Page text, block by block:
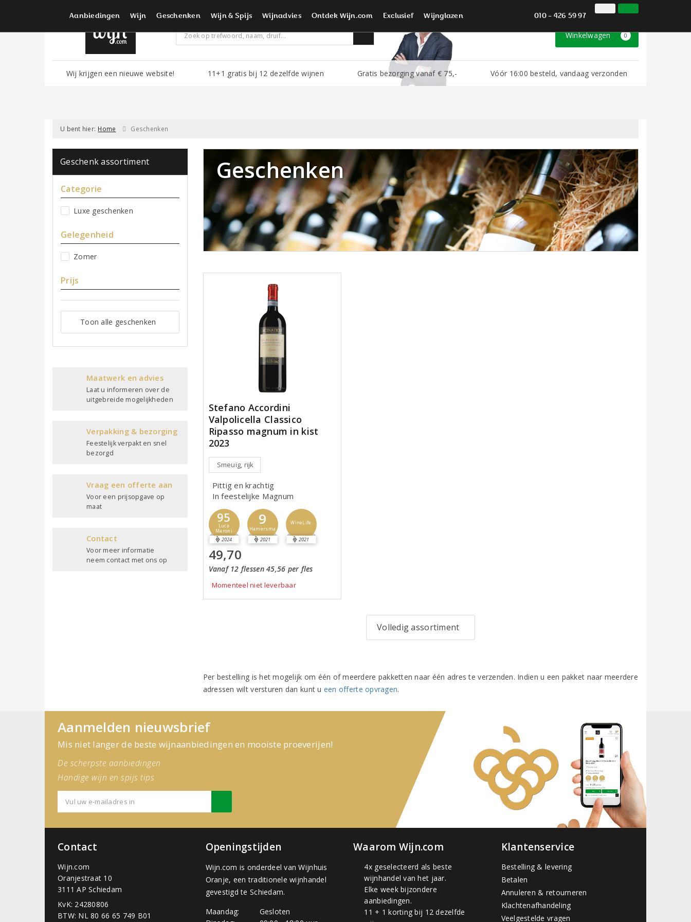
Voor dé wijnliefhebbers 010 - 426 59 97 Inloggen Klantenservice
Winkelwagen 0
Wij krijgen een nieuwe website! 11+1 gratis bij 12 dezelfde wijnen Gratis bezorging vanaf € 75,- Vóór 16:00 besteld, vandaag verzonden
Aanbiedingen Wijn Geschenken Wijn & Spijs Wijnadvies Ontdek Wijn.com Exclusief Wijnglazen 010 - 426 59 97
U bent hier: Home Geschenken
Geschenken
Stefano Accordini
Valpolicella Classico
Ripasso magnum in kist
2023
Smeuïg, rijk
Pittig en krachtig
In feestelijke Magnum
95
Luca
Maroni
2024
9
Hamersma
2021
WineLife
2021
49,70
Vanaf 12 flessen 45,56 per fles
Momenteel niet leverbaar
Volledig assortiment
Per bestelling is het mogelijk om één of meerdere pakketten naar één adres te verzenden. Indien u een pakket naar meerdere
adressen wilt versturen dan kunt u een offerte opvragen.
Geschenk assortiment
Categorie
Luxe geschenken
Gelegenheid
Zomer
Prijs
Toon alle geschenken
Maatwerk en advies
Laat u informeren over de
uitgebreide mogelijkheden
Verpakking & bezorging
Feestelijk verpakt en snel
bezorgd
Vraag een offerte aan
Voor een prijsopgave op
maat
Contact
Voor meer informatie
neem contact met ons op
Aanmelden nieuwsbrief
Mis niet langer de beste wijnaanbiedingen en mooiste proeverijen!
De scherpste aanbiedingen
Handige wijn en spijs tips
Contact
Wijn.com
Oranjestraat 10
3111 AP Schiedam
KvK: 24280806
BTW: NL 80 66 65 749 B01
Openingstijden
Wijn.com is onderdeel vanWijnhuis
Oranje, een traditionele wijnhandel
gevestigd te Schiedam.
Maandag:
Gesloten
Waarom Wijn.com
4x geselecteerd als beste
wijnhandel van het jaar.
Elke week bijzondere
aanbiedingen.
11 + 1 korting bij 12 dezelfde
Klantenservice
Bestelling & levering
Betalen
Annuleren & retourneren
Klachtenafhandeling
Veelgestelde vragen